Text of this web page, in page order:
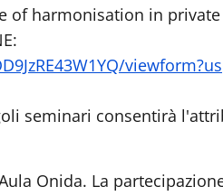
of harmonisation in
seminari consentirà
Onida. La